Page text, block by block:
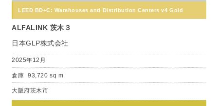
LEED BD+C: Warehouses and Distribution Centers v4 Gold
ALFALINK 茨木３
日本GLP株式会社
2025年12月
倉庫 93,720 sq m
大阪府茨木市